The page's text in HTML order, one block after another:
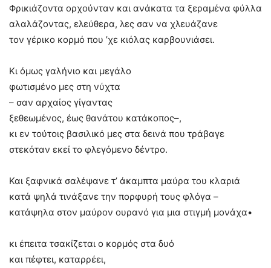
Φρικιάζοντα ορχούνταν και ανάκατα τα ξεραμένα φύλλα
αλαλάζοντας, ελεύθερα, λες σαν να χλευάζανε
τον γέρικο κορμό που ’χε κιόλας καρβουνιάσει.
Κι όμως γαλήνιο και μεγάλο
φωτισμένο μες στη νύχτα
– σαν αρχαίος γίγαντας
ξεθεωμένος, έως θανάτου κατάκοπος–,
κι εν τούτοις βασιλικό μες στα δεινά που τράβαγε
στεκόταν εκεί το φλεγόμενο δέντρο.
Και ξαφνικά σαλέψανε τ’ άκαμπτα μαύρα του κλαριά
κατά ψηλά τινάξανε την πορφυρή τους φλόγα –
κατάψηλα στον μαύρον ουρανό για μια στιγμή μονάχα•
κι έπειτα τσακίζεται ο κορμός στα δυό
και πέφτει, καταρρέει,